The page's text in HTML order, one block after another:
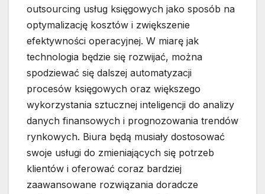
outsourcing usług księgowych jako sposób na
optymalizację kosztów i zwiększenie
efektywności operacyjnej. W miarę jak
technologia będzie się rozwijać, można
spodziewać się dalszej automatyzacji
procesów księgowych oraz większego
wykorzystania sztucznej inteligencji do analizy
danych finansowych i prognozowania trendów
rynkowych. Biura będą musiały dostosować
swoje usługi do zmieniających się potrzeb
klientów i oferować coraz bardziej
zaawansowane rozwiązania doradcze